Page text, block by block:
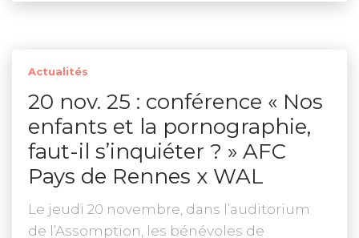
Actualités
20 nov. 25 : conférence « Nos
enfants et la pornographie,
faut-il s’inquiéter ? » AFC
Pays de Rennes x WAL
Le jeudi 20 novembre, dans l’auditorium
de l’Assomption, les bénévoles de